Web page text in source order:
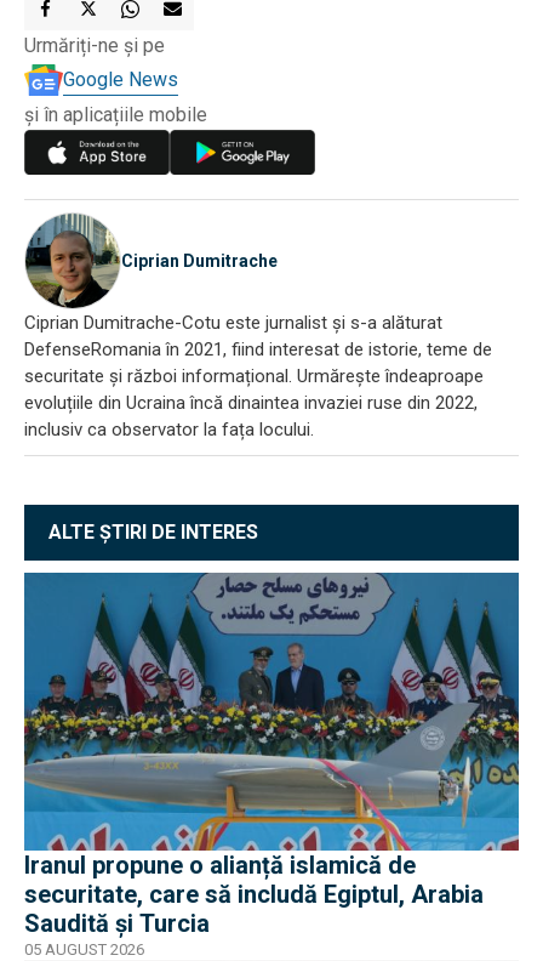
Urmăriți-ne și pe
Google News
și în aplicațiile mobile
Ciprian Dumitrache
Ciprian Dumitrache-Cotu este jurnalist și s-a alăturat
DefenseRomania în 2021, fiind interesat de istorie, teme de
securitate și război informațional. Urmărește îndeaproape
evoluțiile din Ucraina încă dinaintea invaziei ruse din 2022,
inclusiv ca observator la fața locului.
ALTE ȘTIRI DE INTERES
Iranul propune o alianță islamică de
securitate, care să includă Egiptul, Arabia
Saudită și Turcia
05 AUGUST 2026